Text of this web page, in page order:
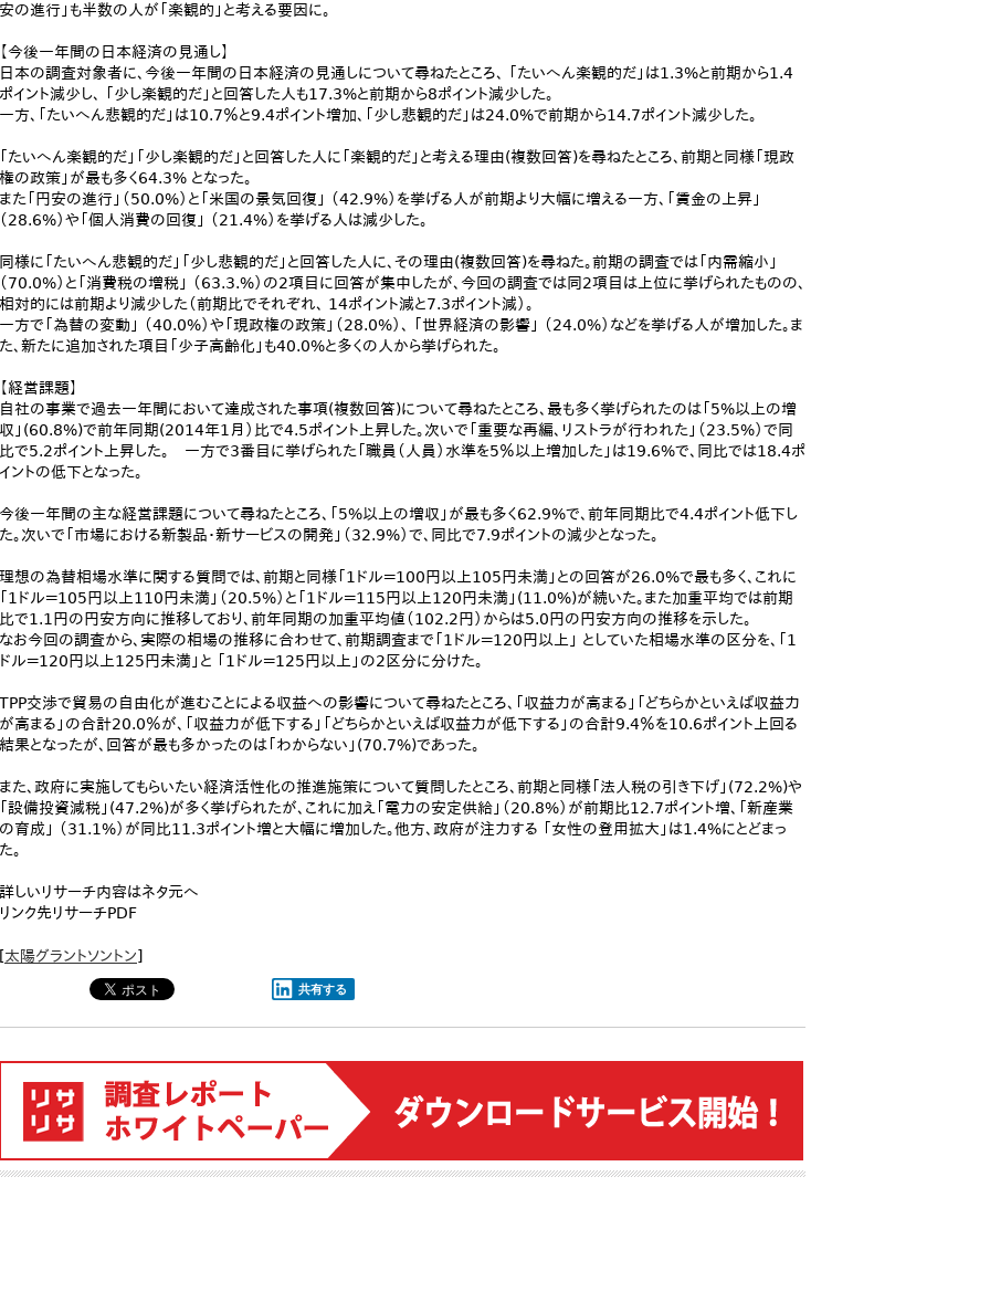
安の進行」も半数の人が「楽観的」と考える要因に。
【今後一年間の日本経済の見通し】
日本の調査対象者に、今後一年間の日本経済の見通しについて尋ねたところ、 「たいへん楽観的だ」は1.3%と前期から1.4
ポイント減少し、 「少し楽観的だ」と回答した人も17.3%と前期から8ポイント減少した。
一方、「たいへん悲観的だ」は10.7％と9.4ポイント増加、「少し悲観的だ」は24.0%で前期から14.7ポイント減少した。
「たいへん楽観的だ」「少し楽観的だ」と回答した人に「楽観的だ」と考える理由(複数回答)を尋ねたところ、前期と同様「現政
権の政策」が最も多く64.3% となった。
また「円安の進行」（50.0%）と「米国の景気回復」 （42.9%）を挙げる人が前期より大幅に増える一方、「賃金の上昇」
（28.6%）や「個人消費の回復」 （21.4%）を挙げる人は減少した。
同様に「たいへん悲観的だ」「少し悲観的だ」と回答した人に、その理由(複数回答)を尋ねた。前期の調査では「内需縮小」
（70.0%）と「消費税の増税」 （63.3.%）の2項目に回答が集中したが、今回の調査では同2項目は上位に挙げられたものの、
相対的には前期より減少した（前期比でそれぞれ、 14ポイント減と7.3ポイント減）。
一方で「為替の変動」 （40.0%）や「現政権の政策」（28.0%）、 「世界経済の影響」 （24.0%）などを挙げる人が増加した。ま
た、新たに追加された項目「少子高齢化」も40.0%と多くの人から挙げられた。
【経営課題】
自社の事業で過去一年間において達成された事項(複数回答)について尋ねたところ、最も多く挙げられたのは「5%以上の増
収」(60.8%)で前年同期(2014年1月）比で4.5ポイント上昇した。次いで「重要な再編、リストラが行われた」（23.5%）で同
比で5.2ポイント上昇した。 一方で3番目に挙げられた「職員（人員）水準を5％以上増加した」は19.6%で、同比では18.4ポ
イントの低下となった。
今後一年間の主な経営課題について尋ねたところ、「5%以上の増収」が最も多く62.9%で、前年同期比で4.4ポイント低下し
た。次いで「市場における新製品・新サービスの開発」（32.9%）で、同比で7.9ポイントの減少となった。
理想の為替相場水準に関する質問では、前期と同様「1ドル＝100円以上105円未満」との回答が26.0%で最も多く、これに
「1ドル＝105円以上110円未満」（20.5%）と「1ドル＝115円以上120円未満」(11.0%)が続いた。また加重平均では前期
比で1.1円の円安方向に推移しており、前年同期の加重平均値（102.2円）からは5.0円の円安方向の推移を示した。
なお今回の調査から、実際の相場の推移に合わせて、前期調査まで「1ドル＝120円以上」 としていた相場水準の区分を、「1
ドル＝120円以上125円未満」と 「1ドル＝125円以上」の2区分に分けた。
TPP交渉で貿易の自由化が進むことによる収益への影響について尋ねたところ、「収益力が高まる」「どちらかといえば収益力
が高まる」の合計20.0％が、「収益力が低下する」「どちらかといえば収益力が低下する」の合計9.4％を10.6ポイント上回る
結果となったが、回答が最も多かったのは「わからない」(70.7%)であった。
また、政府に実施してもらいたい経済活性化の推進施策について質問したところ、前期と同様「法人税の引き下げ」(72.2%)や
「設備投資減税」(47.2%)が多く挙げられたが、これに加え「電力の安定供給」（20.8%）が前期比12.7ポイント増、「新産業
の育成」 （31.1%）が同比11.3ポイント増と大幅に増加した。他方、政府が注力する 「女性の登用拡大」は1.4%にとどまっ
た。
詳しいリサーチ内容はネタ元へ
リンク先リサーチPDF
[太陽グラントソントン]
共有する